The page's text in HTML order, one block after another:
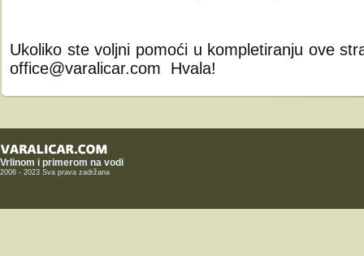
Ukoliko ste voljni pomoći u kompletiranju ove
office@varalicar.com Hvala!
Vrlinom i primerom na vodi
2006 - 2023 Sva prava zadržana